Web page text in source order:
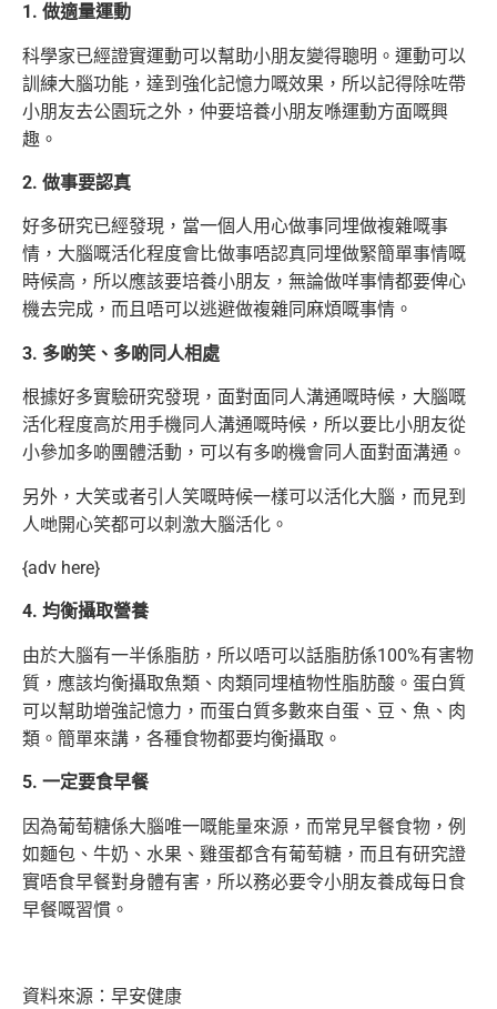
1. 做適量運動
科學家已經證實運動可以幫助小朋友變得聰明。運動可以
訓練大腦功能，達到強化記憶力嘅效果，所以記得除咗帶
小朋友去公園玩之外，仲要培養小朋友喺運動方面嘅興
趣。
2. 做事要認真
好多研究已經發現，當一個人用心做事同埋做複雜嘅事
情，大腦嘅活化程度會比做事唔認真同埋做緊簡單事情嘅
時候高，所以應該要培養小朋友，無論做咩事情都要俾心
機去完成，而且唔可以逃避做複雜同麻煩嘅事情。
3. 多啲笑、多啲同人相處
根據好多實驗研究發現，面對面同人溝通嘅時候，大腦嘅
活化程度高於用手機同人溝通嘅時候，所以要比小朋友從
小參加多啲團體活動，可以有多啲機會同人面對面溝通。
另外，大笑或者引人笑嘅時候一樣可以活化大腦，而見到
人哋開心笑都可以刺激大腦活化。
{adv here}
4. 均衡攝取營養
由於大腦有一半係脂肪，所以唔可以話脂肪係100%有害物
質，應該均衡攝取魚類、肉類同埋植物性脂肪酸。蛋白質
可以幫助增強記憶力，而蛋白質多數來自蛋、豆、魚、肉
類。簡單來講，各種食物都要均衡攝取。
5. 一定要食早餐
因為葡萄糖係大腦唯一嘅能量來源，而常見早餐食物，例
如麵包、牛奶、水果、雞蛋都含有葡萄糖，而且有研究證
實唔食早餐對身體有害，所以務必要令小朋友養成每日食
早餐嘅習慣。
資料來源：早安健康